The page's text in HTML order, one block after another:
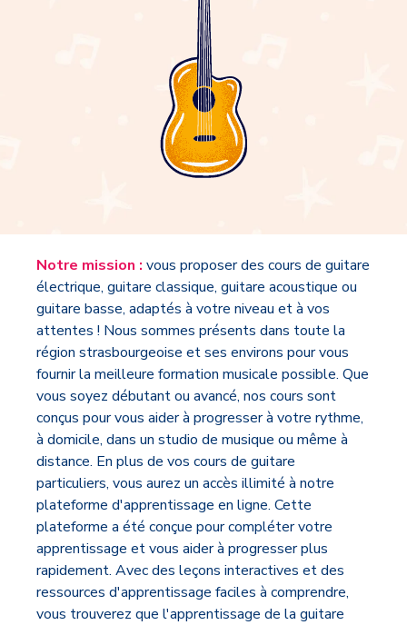
Notre mission : vous proposer des cours de guitare
électrique, guitare classique, guitare acoustique ou
guitare basse, adaptés à votre niveau et à vos
attentes ! Nous sommes présents dans toute la
région strasbourgeoise et ses environs pour vous
fournir la meilleure formation musicale possible. Que
vous soyez débutant ou avancé, nos cours sont
conçus pour vous aider à progresser à votre rythme,
à domicile, dans un studio de musique ou même à
distance. En plus de vos cours de guitare
particuliers, vous aurez un accès illimité à notre
plateforme d'apprentissage en ligne. Cette
plateforme a été conçue pour compléter votre
apprentissage et vous aider à progresser plus
rapidement. Avec des leçons interactives et des
ressources d'apprentissage faciles à comprendre,
vous trouverez que l'apprentissage de la guitare